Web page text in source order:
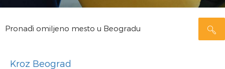
Pronađi omiljeno mesto u Beogradu
Kroz Beograd